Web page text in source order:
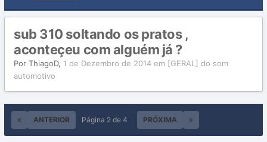
sub 310 soltando os pratos ,
aconteçeu com alguém já ?
Por ThiagoD, 1 de Dezembro de 2014 em [GERAL] do som
automotivo
ANTERIOR PRÓXIMA
Página 2 de 4